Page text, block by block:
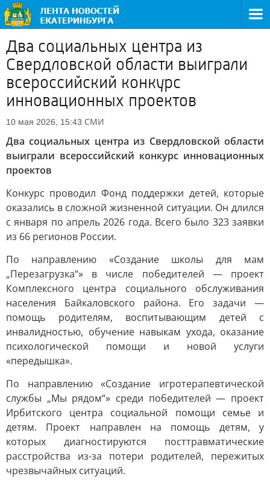
Два социальных центра из
Свердловской области выиграли
всероссийский конкурс
инновационных проектов
10 мая 2026, 15:43 СМИ
Два социальных центра из Свердловской области
выиграли всероссийский конкурс инновационных
проектов
Конкурс проводил Фонд поддержки детей, которые
оказались в сложной жизненной ситуации. Он длился
с января по апрель 2026 года. Всего было 323 заявки
из 66 регионов России.
По направлению «Создание школы для мам
„Перезагрузка“» в числе победителей — проект
Комплексного центра социального обслуживания
населения Байкаловского района. Его задачи —
помощь родителям, воспитывающим детей с
инвалидностью, обучение навыкам ухода, оказание
психологической помощи и новой услуги
«передышка».
По направлению «Создание игротерапевтической
службы „Мы рядом“» среди победителей — проект
Ирбитского центра социальной помощи семье и
детям. Проект направлен на помощь детям, у
которых диагностируются посттравматические
расстройства из-за потери родителей, пережитых
чрезвычайных ситуаций.